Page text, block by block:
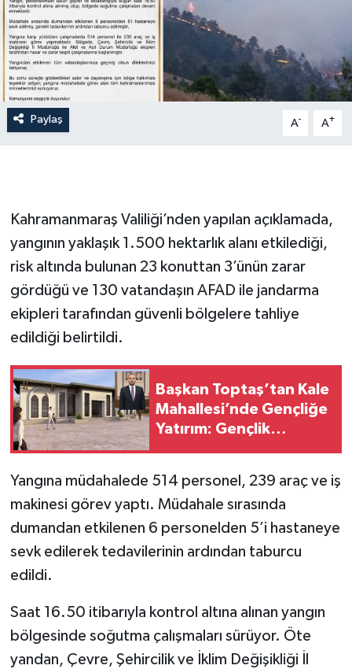
Paylaş A- A+
Kahramanmaraş Valiliği’nden yapılan açıklamada,
yangının yaklaşık 1.500 hektarlık alanı etkilediği,
risk altında bulunan 23 konuttan 3’ünün zarar
gördüğü ve 130 vatandaşın AFAD ile jandarma
ekipleri tarafından güvenli bölgelere tahliye
edildiği belirtildi.
Başkan Toptaş’tan Kale
Mahallesi’nde Gençliğe
Yatırım: Gençlik
Yangına müdahalede 514 personel, 239 araç ve iş
makinesi görev yaptı. Müdahale sırasında
dumandan etkilenen 6 personelden 5’i hastaneye
sevk edilerek tedavilerinin ardından taburcu
edildi.
Saat 16.50 itibarıyla kontrol altına alınan yangın
bölgesinde soğutma çalışmaları sürüyor. Öte
yandan, Çevre, Şehircilik ve İklim Değişikliği İl